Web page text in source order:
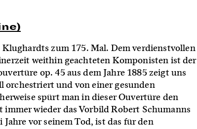
zum 175. Mal. Dem verdienstvollen
weithin geachteten Komponisten ist der
op. 45 aus dem Jahre 1885 zeigt uns
orchestriert und von einer gesunden
spürt man in dieser Ouvertüre den
wieder das Vorbild Robert Schumanns
vor seinem Tod, ist das für den